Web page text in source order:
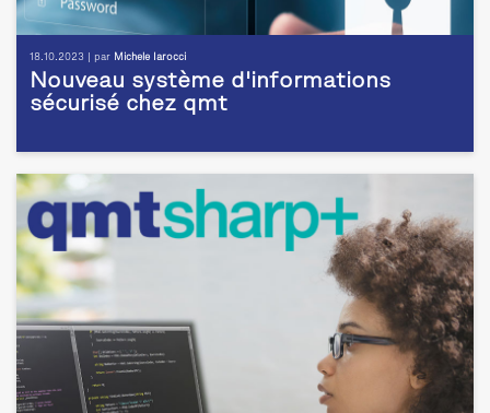
18.10.2023 | par Michele Iarocci
Nouveau système d'informations
sécurisé chez qmt